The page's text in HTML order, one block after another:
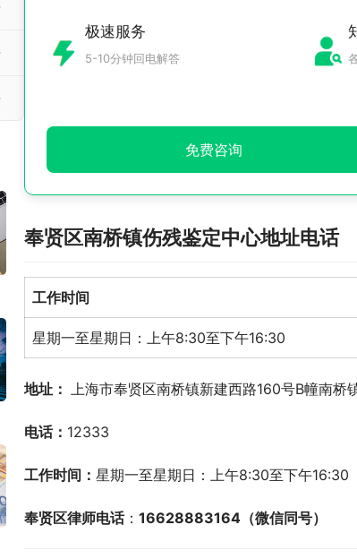
极速服务
5-10分钟回电解答
免费咨询
奉贤区南桥镇伤残鉴定中心地址电话
工作时间
星期一至星期日：上午8:30至下午16:30
地址： 上海市奉贤区南桥镇新建西路160号B幢南桥
电话： 12333
工作时间： 星期一至星期日：上午8:30至下午16:30
奉贤区律师电话： 16628883164（微信同号）